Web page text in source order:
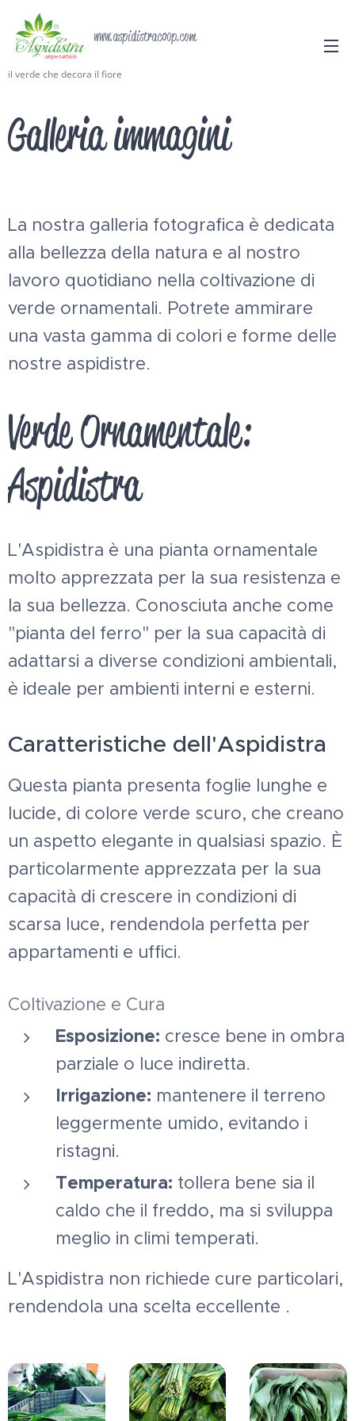
www.aspidistracoop.com
il verde che decora il fiore
Galleria immagini
La nostra galleria fotografica è dedicata
alla bellezza della natura e al nostro
lavoro quotidiano nella coltivazione di
verde ornamentali. Potrete ammirare
una vasta gamma di colori e forme delle
nostre aspidistre.
Verde Ornamentale:
Aspidistra
L'Aspidistra è una pianta ornamentale
molto apprezzata per la sua resistenza e
la sua bellezza. Conosciuta anche come
"pianta del ferro" per la sua capacità di
adattarsi a diverse condizioni ambientali,
è ideale per ambienti interni e esterni.
Caratteristiche dell'Aspidistra
Questa pianta presenta foglie lunghe e
lucide, di colore verde scuro, che creano
un aspetto elegante in qualsiasi spazio. È
particolarmente apprezzata per la sua
capacità di crescere in condizioni di
scarsa luce, rendendola perfetta per
appartamenti e uffici.
Coltivazione e Cura
Esposizione: cresce bene in ombra
parziale o luce indiretta.
Irrigazione: mantenere il terreno
leggermente umido, evitando i
ristagni.
Temperatura: tollera bene sia il
caldo che il freddo, ma si sviluppa
meglio in climi temperati.
L'Aspidistra non richiede cure particolari,
rendendola una scelta eccellente .